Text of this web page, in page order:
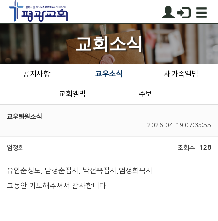
교회소식
공지사항 교우소식 새가족앨범
교회앨범 주보
교우퇴원소식
2026-04-19 07:35:55
엄정희 조회수 128
유인순성도, 남정순집사, 박선옥집사,엄정희목사
그동안 기도해주셔서 감사합니다.